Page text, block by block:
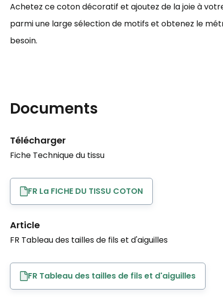
Achetez ce coton décoratif et ajoutez de la joie à
parmi une large sélection de motifs et obtenez le
besoin.
Documents
Télécharger
Fiche Technique du tissu
FR La FICHE DU TISSU COTON
Article
FR Tableau des tailles de fils et d'aiguilles
FR Tableau des tailles de fils et d'aiguilles